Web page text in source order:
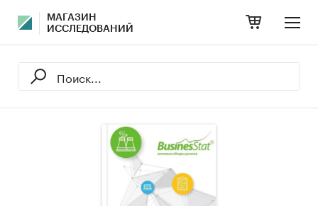
МАГАЗИН
ИССЛЕДОВАНИЙ